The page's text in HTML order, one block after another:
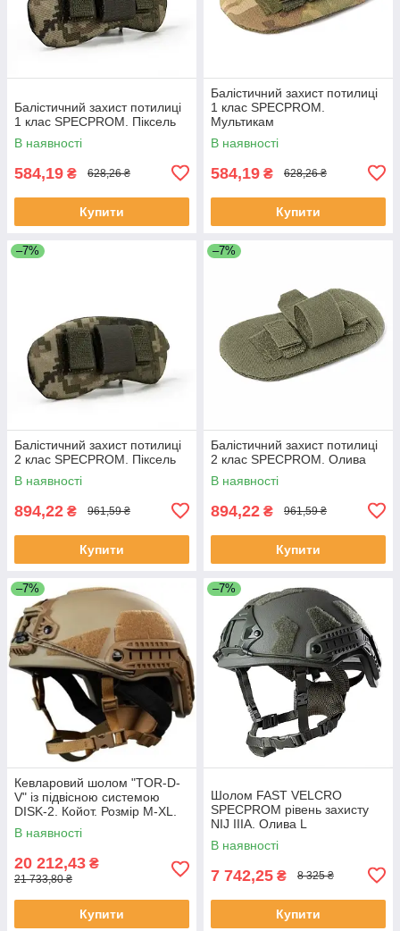
Балістичний захист потилиці
1 клас SPECPROM. Піксель
В наявності
584,19 ₴ 628,26 ₴
Купити
Балістичний захист потилиці
1 клас SPECPROM.
Мультикам
В наявності
584,19 ₴ 628,26 ₴
Купити
–7%
Балістичний захист потилиці
2 клас SPECPROM. Піксель
В наявності
894,22 ₴ 961,59 ₴
Купити
–7%
Балістичний захист потилиці
2 клас SPECPROM. Олива
В наявності
894,22 ₴ 961,59 ₴
Купити
–7%
Кевларовий шолом "TOR-D-
V" із підвісною системою
DISK-2. Койот. Розмір M-XL.
XL (60-64 см)
В наявності
20 212,43 ₴
21 733,80 ₴
Купити
–7%
Шолом FAST VELCRO
SPECPROM рівень захисту
NIJ IIIA. Олива L
В наявності
7 742,25 ₴ 8 325 ₴
Купити